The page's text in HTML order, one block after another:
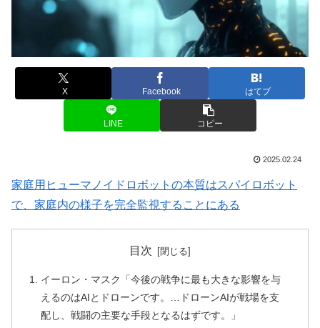
X Facebook はてブ
LINE コピー
2025.02.24
家庭用ヒューマノイドロボットの本質はスパイロボット
で、家庭内の様子を完全監視することにある
目次
イーロン・マスク「今後の戦争に最も大きな影響を与
えるのはAIとドローンです。…ドローンAIが戦場を支
配し、戦闘の主要な手段となるはずです。」